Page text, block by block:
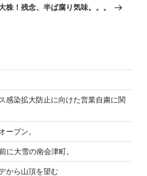
株！残念、半ば腐り気味。。。
感染拡大防止に向けた営業自粛に関
ープン。
に大雪の南会津町。
から山頂を望む